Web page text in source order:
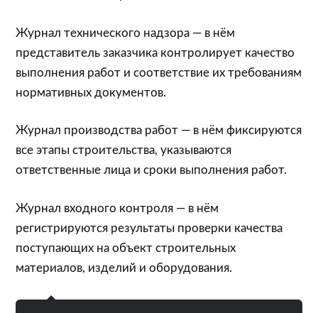
Журнал технического надзора — в нём
представитель заказчика контролирует качество
выполнения работ и соответствие их требованиям
нормативных документов.
Журнал производства работ — в нём фиксируются
все этапы строительства, указываются
ответственные лица и сроки выполнения работ.
Журнал входного контроля — в нём
регистрируются результаты проверки качества
поступающих на объект строительных
материалов, изделий и оборудования.